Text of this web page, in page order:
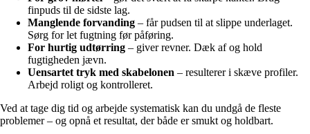
finpuds til de sidste lag.
Manglende forvanding – får pudsen til at slippe underlaget.
Sørg for let fugtning før påføring.
For hurtig udtørring – giver revner. Dæk af og hold
fugtigheden jævn.
Uensartet tryk med skabelonen – resulterer i skæve profiler.
Arbejd roligt og kontrolleret.
Ved at tage dig tid og arbejde systematisk kan du undgå de fleste
problemer – og opnå et resultat, der både er smukt og holdbart.